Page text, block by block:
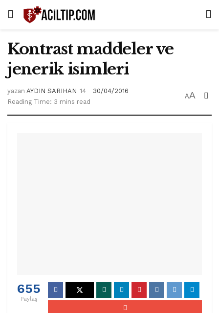
Kontrast maddeler ve
jenerik isimleri
yazan AYDIN SARIHAN
30/04/2016
Reading Time: 3 mins read
AA
655
Paylaş